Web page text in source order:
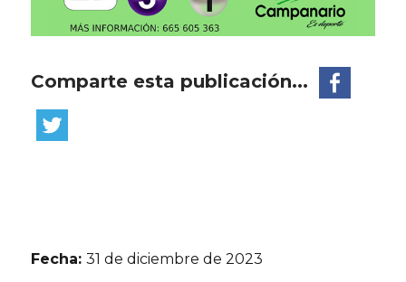
Comparte esta publicación...
Fecha:31 de diciembre de 2023